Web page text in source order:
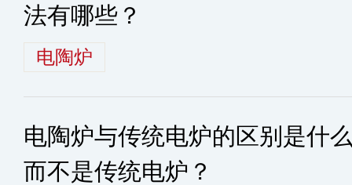
法有哪些？
电陶炉
电陶炉与传统电炉的区别是什
而不是传统电炉？